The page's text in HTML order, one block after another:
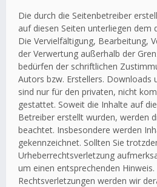
Die durch die Seitenbetreiber
auf diesen Seiten unterliegen dem
Die Vervielfältigung, Bearbeitung,
der Verwertung außerhalb der
bedürfen der schriftlichen
Autors bzw. Erstellers. Downloads
sind nur für den privaten, nicht
gestattet. Soweit die Inhalte auf
Betreiber erstellt wurden, werden
beachtet. Insbesondere werden
gekennzeichnet. Sollten Sie
Urheberrechtsverletzung
um einen entsprechenden
Rechtsverletzungen werden wir